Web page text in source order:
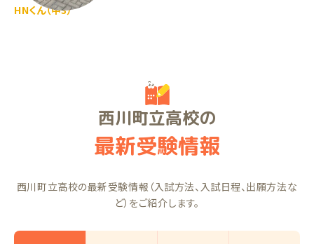
HNくん（中3）
西川町立高校の
最新受験情報
西川町立高校の最新受験情報（入試方法、入試日程、出願方法な
ど）をご紹介します。